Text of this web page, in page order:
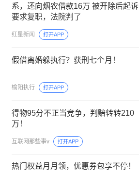
系，还向烟农借款16万 被开除后起诉
要求复职，法院判了
红星新闻 打开APP
假借离婚躲执行？获刑七个月！
榆阳执行 打开APP
得物95分不正当竞争，判赔转转210
万！
互联网那些事v 打开APP
热门权益月月领，优惠券包享不停！